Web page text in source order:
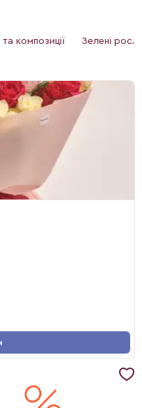
композиції Зелені